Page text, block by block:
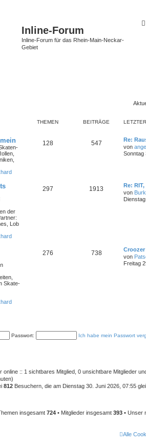
Inline-Forum
Inline-Forum für das Rhein-Main-Neckar-
Gebiet
THEMEN BEITRÄGE
128 547
Re:
von
Sonntag
der
Lob
297 1913
Re:
von
Skate-
276 738
von
Freitag
Passwort: Ich habe mein Passwort
online :: 1 sichtbares Mitglied, 0 unsichtbare Mitglieder
812 Besuchern, die am Dienstag 30. Juni 2026, 07:55
insgesamt 724 • Mitglieder insgesamt 393 • Unser
Alle